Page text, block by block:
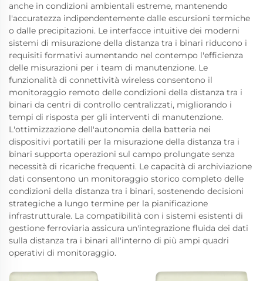
anche in condizioni ambientali estreme, mantenendo
l'accuratezza indipendentemente dalle escursioni termiche
o dalle precipitazioni. Le interfacce intuitive dei moderni
sistemi di misurazione della distanza tra i binari riducono i
requisiti formativi aumentando nel contempo l'efficienza
delle misurazioni per i team di manutenzione. Le
funzionalità di connettività wireless consentono il
monitoraggio remoto delle condizioni della distanza tra i
binari da centri di controllo centralizzati, migliorando i
tempi di risposta per gli interventi di manutenzione.
L'ottimizzazione dell'autonomia della batteria nei
dispositivi portatili per la misurazione della distanza tra i
binari supporta operazioni sul campo prolungate senza
necessità di ricariche frequenti. Le capacità di archiviazione
dati consentono un monitoraggio storico completo delle
condizioni della distanza tra i binari, sostenendo decisioni
strategiche a lungo termine per la pianificazione
infrastrutturale. La compatibilità con i sistemi esistenti di
gestione ferroviaria assicura un'integrazione fluida dei dati
sulla distanza tra i binari all'interno di più ampi quadri
operativi di monitoraggio.